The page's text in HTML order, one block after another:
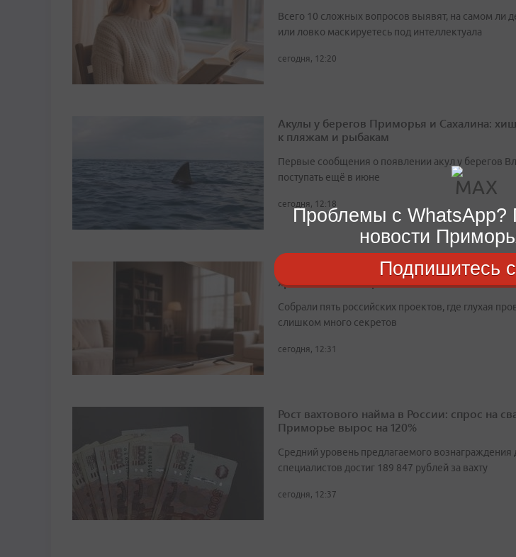
Всего 10 сложных вопросов выявят, на самом ли
или ловко маскируетесь под интеллектуала
сегодня, 12:20
Акулы у берегов Приморья и Сахалина:
к пляжам и рыбакам
Первые сообщения о появлении акул у берегов
поступать ещё в июне
сегодня, 12:18
Тайны таежных городков: сериалы, где
хранит много секретов
Собрали пять российских проектов, где глухая
слишком много секретов
сегодня, 12:31
Рост вахтового найма в России: спрос на
Приморье вырос на 120%
Средний уровень предлагаемого вознаграждения
специалистов достиг 189 847 рублей за вахту
сегодня, 12:37
Проблемы с WhatsApp?
новости
Подпишитесь